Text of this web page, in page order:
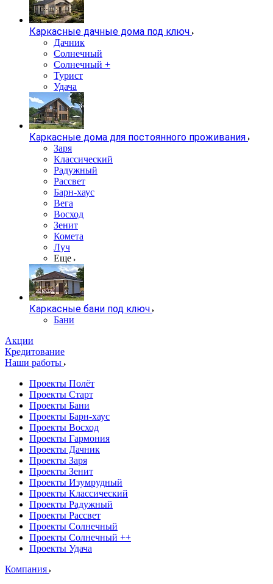
Каркасные дачные дома под ключ
Дачник
Солнечный
Солнечный +
Турист
Удача
Каркасные дома для постоянного проживания
Заря
Классический
Радужный
Рассвет
Барн-хаус
Вега
Восход
Зенит
Комета
Луч
Еще
Каркасные бани под ключ
Бани
Акции
Кредитование
Наши работы
Проекты Полёт
Проекты Старт
Проекты Бани
Проекты Барн-хаус
Проекты Восход
Проекты Гармония
Проекты Дачник
Проекты Заря
Проекты Зенит
Проекты Изумрудный
Проекты Классический
Проекты Радужный
Проекты Рассвет
Проекты Солнечный
Проекты Солнечный ++
Проекты Удача
Компания